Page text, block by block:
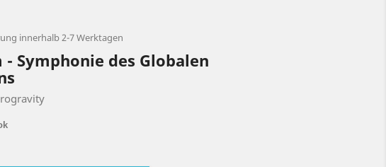
innerhalb 2-7 Werktagen
- Symphonie des Globalen